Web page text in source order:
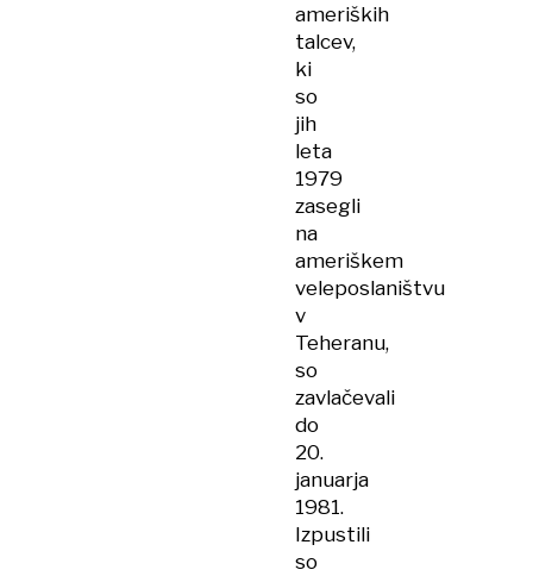
ameriških
talcev,
ki
so
jih
leta
1979
zasegli
na
ameriškem
veleposlaništvu
v
Teheranu,
so
zavlačevali
do
20.
januarja
1981.
Izpustili
so